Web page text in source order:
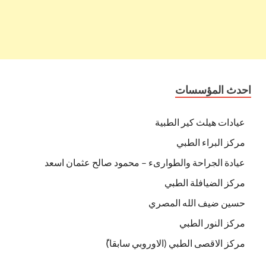
احدث المؤسسات
عيادات هيلث كير الطبية
مركز البراء الطبي
عيادة الجراحة والطوارىء – محمود صالح عثمان اسعد
مركز الضيافلة الطبي
حسين ضيف الله المصري
مركز النور الطبي
مركز الاقصى الطبي (الاوروبي سابقا)ً